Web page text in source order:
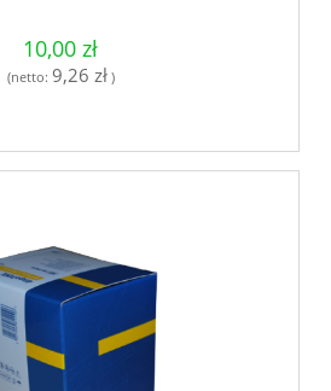
10,00 zł
(netto: 9,26 zł)